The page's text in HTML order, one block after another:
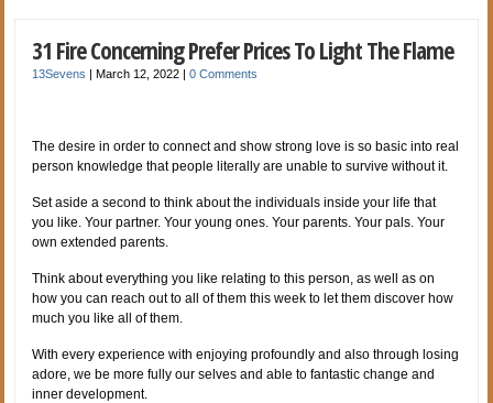
31 Fire Concerning Prefer Prices To Light The Flame
13Sevens |March 12, 2022 |0 Comments
The desire in order to connect and show strong love is so basic into real
person knowledge that people literally are unable to survive without it.
Set aside a second to think about the individuals inside your life that
you like. Your partner. Your young ones. Your parents. Your pals. Your
own extended parents.
Think about everything you like relating to this person, as well as on
how you can reach out to all of them this week to let them discover how
much you like all of them.
With every experience with enjoying profoundly and also through losing
adore, we be more fully our selves and able to fantastic change and
inner development.